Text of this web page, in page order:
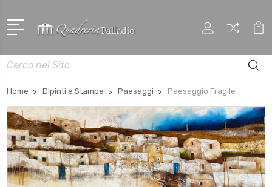
Cerca
Home Dipinti e Stampe Paesaggi Paesaggio Fragile